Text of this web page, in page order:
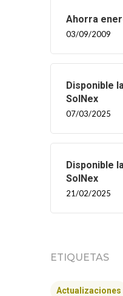
Ahorra
03/09/2009
Disponible
SolNex
07/03/2025
Disponible
SolNex
21/02/2025
ETIQUETAS
Actualizaciones